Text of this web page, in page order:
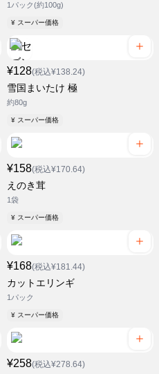
1パック(約100g)
¥ スーパー価格
¥128(税込¥138.24)
雪国まいたけ 極
約80g
¥ スーパー価格
¥158(税込¥170.64)
えのき茸
1袋
¥ スーパー価格
¥168(税込¥181.44)
カットエリンギ
1パック
¥ スーパー価格
¥258(税込¥278.64)